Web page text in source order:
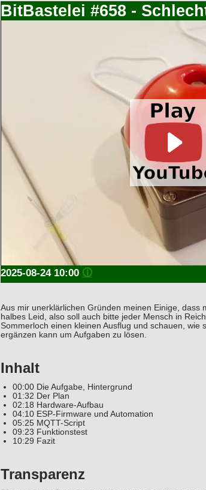
BitBastelei #658 -
2025-08-24 10:00 🛈
Aus mir unerklärlichen Gründen meinen Einige,
halbes Leid, also soll auch bitte jeder Mensch in
Sommerloch einen kleinen Ausflug und schauen,
ergänzen kann um Aufgaben zu lösen.
Inhalt
00:00 Die Aufgabe, Hintergrund
01:32 Der Plan
02:18 Hardware-Aufbau
04:10 ESP-Firmware und Automation
05:25 MQTT-Script
09:23 Funktionstest
10:29 Fazit
Transparenz